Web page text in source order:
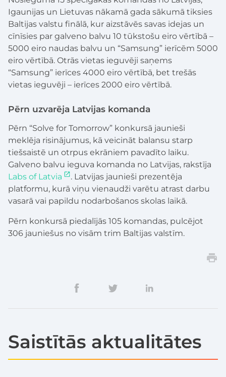
Igaunijas un Lietuvas nākamā gada sākumā tiksies
Baltijas valstu finālā, kur aizstāvēs savas idejas un
cīnīsies par galveno balvu 10 tūkstošu eiro vērtībā –
5000 eiro naudas balvu un “Samsung” ierīcēm 5000
eiro vērtībā. Otrās vietas ieguvēji saņems
“Samsung” ierīces 4000 eiro vērtībā, bet trešās
vietas ieguvēji – ierīces 2000 eiro vērtībā.
Pērn uzvarēja Latvijas komanda
Pērn “Solve for Tomorrow” konkursā jaunieši
meklēja risinājumus, kā veicināt balansu starp
tiešsaistē un otrpus ekrāniem pavadīto laiku.
Galveno balvu ieguva komanda no Latvijas, rakstīja
Labs of Latvia
. Latvijas jaunieši prezentēja
platformu, kurā viņu vienaudži varētu atrast darbu
vasarā vai papildu nodarbošanos skolas laikā.
Pērn konkursā piedalījās 105 komandas, pulcējot
306 jauniešus no visām trim Baltijas valstīm.
Saistītās aktualitātes